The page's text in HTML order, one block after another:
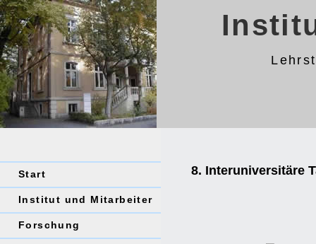
Start
Institut und Mitarbeiter
Forschung
8. Interuniversitäre